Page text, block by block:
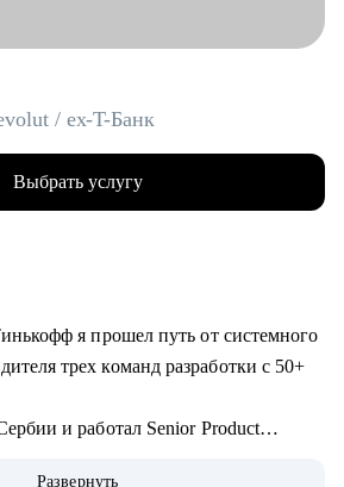
/ ex-T-Банк
Выбрать услугу
я прошел путь от системного
трех команд разработки с 50+
и работал Senior Product
Развернуть